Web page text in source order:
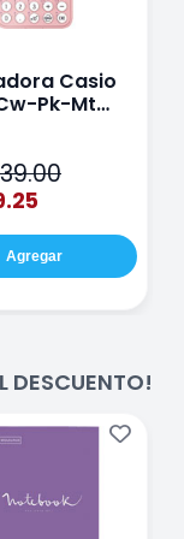
Casio
Pk-Mt
Agregar